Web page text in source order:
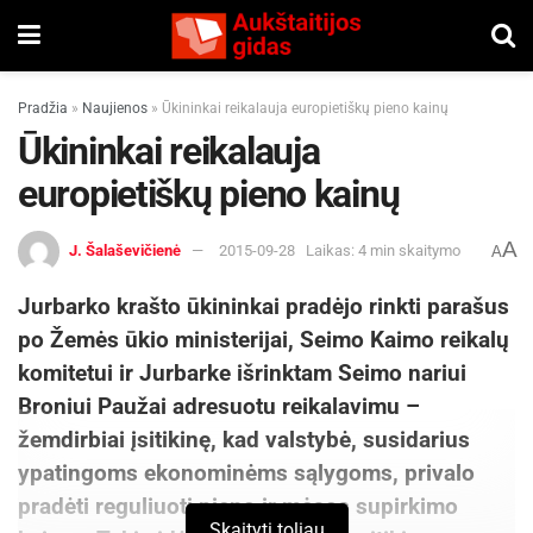
Pradžia » Naujienos » Ūkininkai reikalauja europietiškų pieno kainų
Ūkininkai reikalauja
europietiškų pieno kainų
J. Šalaševičienė 2015-09-28 Laikas: 4 min skaitymo AA
Jurbarko krašto ūkininkai pradėjo rinkti parašus
po Žemės ūkio ministerijai, Seimo Kaimo reikalų
komitetui ir Jurbarke išrinktam Seimo nariui
Broniui Paužai adresuotu reikalavimu –
žemdirbiai įsitikinę, kad valstybė, susidarius
ypatingoms ekonominėms sąlygoms, privalo
pradėti reguliuoti pieno ir mėsos supirkimo